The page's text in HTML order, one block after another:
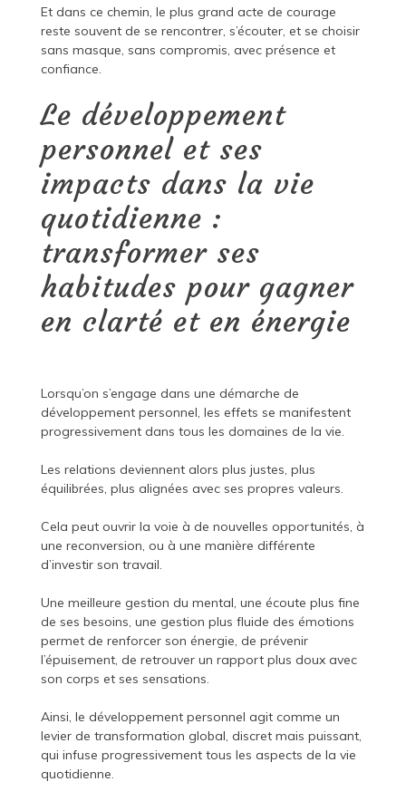
Et dans ce chemin, le plus grand acte de courage
reste souvent de se rencontrer, s’écouter, et se choisir
sans masque, sans compromis, avec présence et
confiance.
Le développement
personnel et ses
impacts dans la vie
quotidienne :
transformer ses
habitudes pour gagner
en clarté et en énergie
Lorsqu’on s’engage dans une démarche de
développement personnel, les effets se manifestent
progressivement dans tous les domaines de la vie.
Les relations deviennent alors plus justes, plus
équilibrées, plus alignées avec ses propres valeurs.
Cela peut ouvrir la voie à de nouvelles opportunités, à
une reconversion, ou à une manière différente
d’investir son travail.
Une meilleure gestion du mental, une écoute plus fine
de ses besoins, une gestion plus fluide des émotions
permet de renforcer son énergie, de prévenir
l’épuisement, de retrouver un rapport plus doux avec
son corps et ses sensations.
Ainsi, le développement personnel agit comme un
levier de transformation global, discret mais puissant,
qui infuse progressivement tous les aspects de la vie
quotidienne.